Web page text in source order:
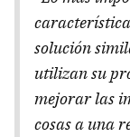
solución
utilizan su
mejorar las
cosas a una